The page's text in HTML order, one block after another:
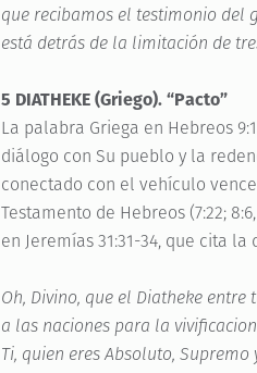
que recibamos el testimonio del
está detrás de la limitación de
5 DIATHEKE (Griego). “Pacto”
La palabra Griega en Hebreos
diálogo con Su pueblo y la
conectado con el vehículo
Testamento de Hebreos (7:22;
en Jeremías 31:31-34, que cita
Oh, Divino, que el Diatheke
a las naciones para la
Ti, quien eres Absoluto, Supremo